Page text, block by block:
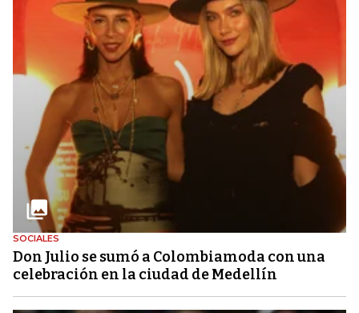
SOCIALES
Don Julio se sumó a Colombiamoda con una
celebración en la ciudad de Medellín